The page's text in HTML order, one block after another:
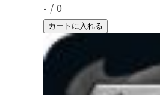
- / 0
カートに入れる